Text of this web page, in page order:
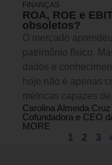
FINANÇAS
ROA, ROE e
obsoletos?
O mercado
patrimônio físico.
dados e
hoje não é apenas
métricas capazes
Carolina Almeida Cruz
Cofundadora e CEO
MORE
1 2 3